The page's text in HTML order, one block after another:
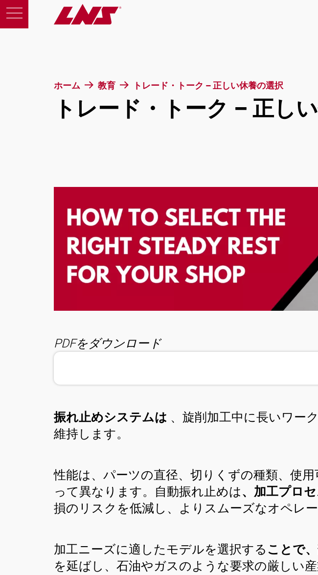
ホーム 教育 トレード・トーク – 正しい休養の選択
トレード・トーク – 正し
PDFをダウンロード
振れ止めシステムは 、旋削加工中に長いワー
維持します。
性能は、パーツの直径、切りくずの種類、使
って異なります。自動振れ止めは、加工プロ
損のリスクを低減し、よりスムーズなオペレ
加工ニーズに適したモデルを選択する ことで、
を延ばし、石油やガスのような要求の厳しい
製品
サポート
採用情報
連絡先